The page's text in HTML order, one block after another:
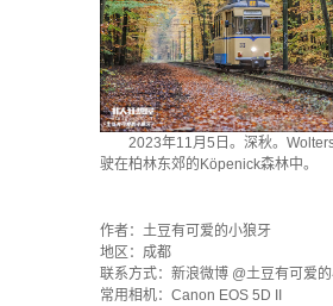
2023年11月5日。深秋。
驶在柏林东郊的Köpenick森林中。
作者：土豆有可爱的小狼牙
地区：成都
联系方式：新浪微博 @土豆有可爱
常用相机：Canon EOS 5D II